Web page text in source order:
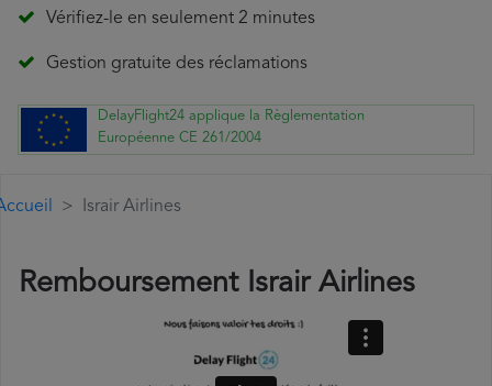
Vérifiez-le en seulement 2 minutes
Gestion gratuite des réclamations
DelayFlight24 applique la Règlementation
Européenne CE 261/2004
Israir Airlines
Remboursement Israir Airlines